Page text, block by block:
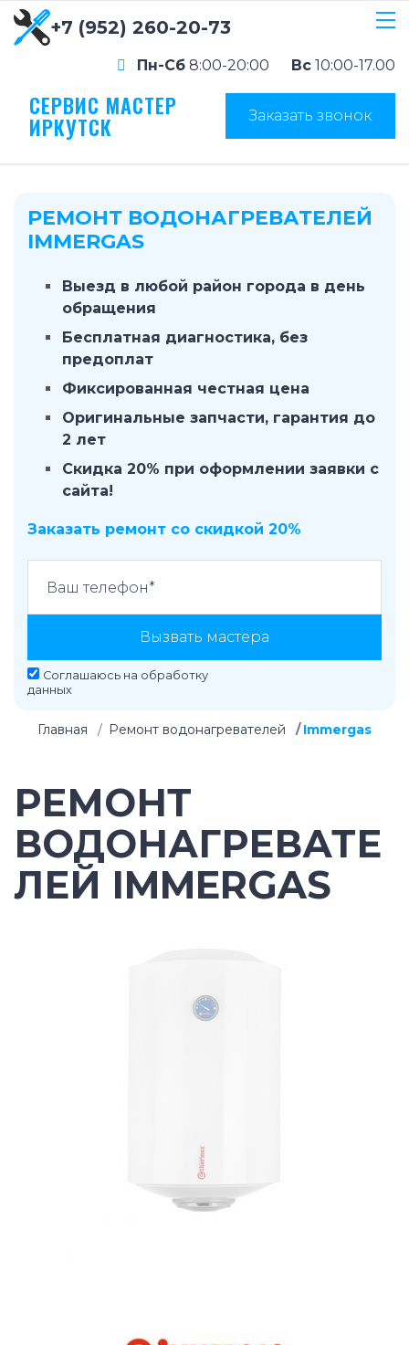
+7 (952) 260-20-73
Пн-Сб 8:00-20:00 Вс 10:00-17.00
СЕРВИС МАСТЕР
ИРКУТСК Заказать звонок
РЕМОНТ ВОДОНАГРЕВАТЕЛЕЙ
IMMERGAS
Выезд в любой район города в день
обращения
Бесплатная диагностика, без
предоплат
Фиксированная честная цена
Оригинальные запчасти, гарантия до
2 лет
Скидка 20% при оформлении заявки с
сайта!
Заказать ремонт со скидкой 20%
Вызвать мастера
Соглашаюсь на обработку
данных
Главная Ремонт водонагревателей Immergas
РЕМОНТ
ВОДОНАГРЕВАТЕ
ЛЕЙ IMMERGAS